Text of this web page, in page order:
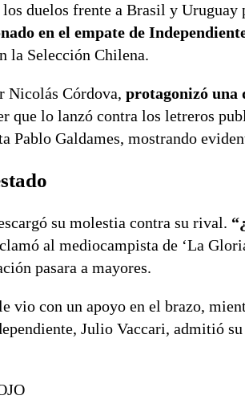
los duelos frente a Brasil y
en el empate de
la Selección Chilena.
Nicolás Córdova, protagonizó una
que lo lanzó contra los letreros
Pablo Galdames, mostrando
su molestia contra su rival.
al mediocampista de ‘La
pasara a mayores.
vio con un apoyo en el brazo,
Julio Vaccari, admitió